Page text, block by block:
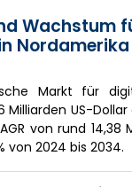
Wachstum
Nordamerika
Markt für
Milliarden US-
von rund 14,38
von 2024 bis 2034.